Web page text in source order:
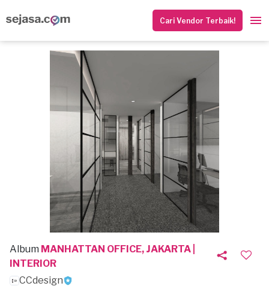
Cari Vendor Terbaik!
Album MANHATTAN OFFICE, JAKARTA |
INTERIOR
CCdesign